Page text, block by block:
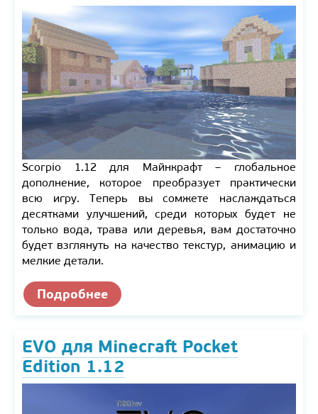
Scorpio 1.12 для Майнкрафт – глобальное
дополнение, которое преобразует практически
всю игру. Теперь вы сомжете наслаждаться
десятками улучшений, среди которых будет не
только вода, трава или деревья, вам достаточно
будет взглянуть на качество текстур, анимацию и
мелкие детали.
Подробнее
EVO для Minecraft Pocket
Edition 1.12